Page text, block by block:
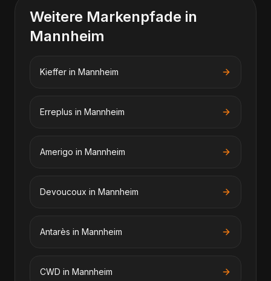
Weitere Markenpfade in
Mannheim
Kieffer in Mannheim
Erreplus in Mannheim
Amerigo in Mannheim
Devoucoux in Mannheim
Antarès in Mannheim
CWD in Mannheim